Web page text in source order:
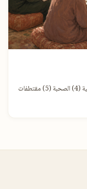
(1) رضا المولى (2) شعب الإيمان (3) كلمة تأبينية (4) الصحبة (5) مقتطفات